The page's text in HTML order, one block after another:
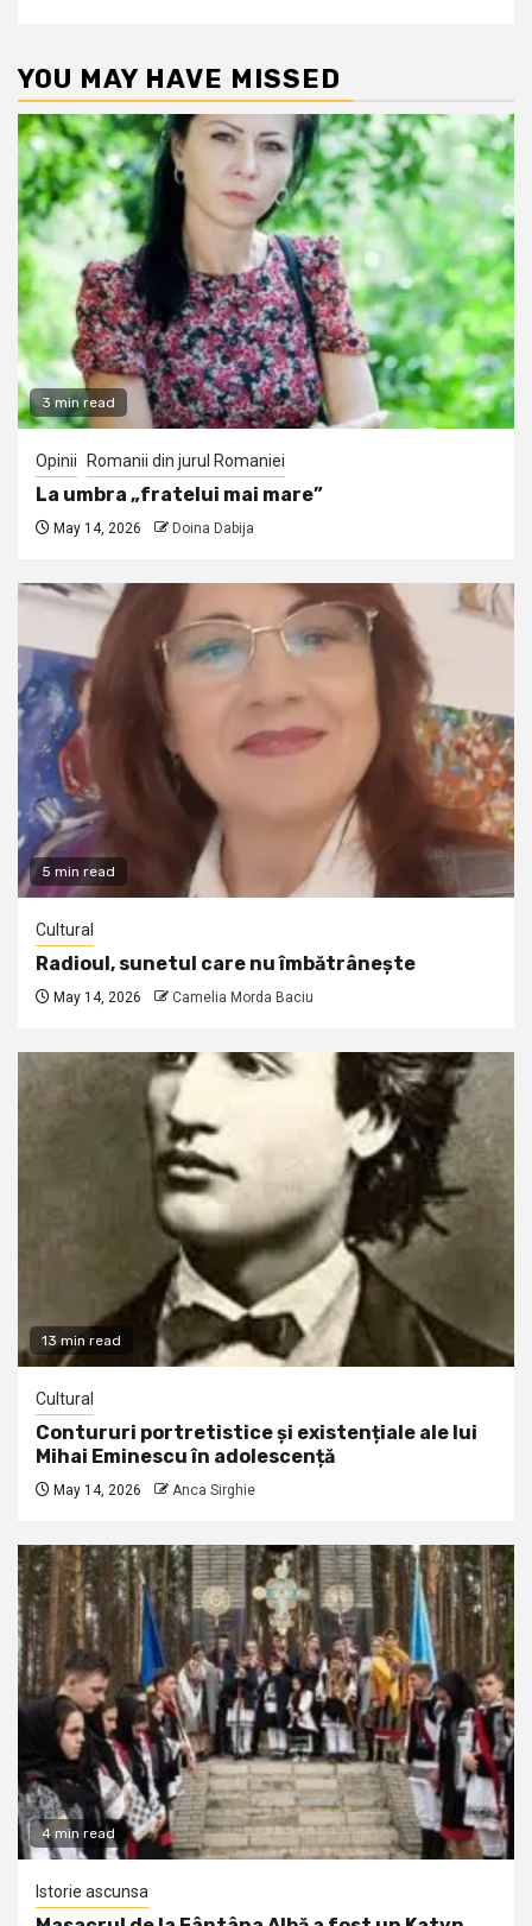
YOU MAY HAVE MISSED
3 min read
Opinii Romanii din jurul Romaniei
La umbra „fratelui mai mare”
May 14, 2026 Doina Dabija
5 min read
Cultural
Radioul, sunetul care nu îmbătrânește
May 14, 2026 Camelia Morda Baciu
13 min read
Cultural
Contururi portretistice și existențiale ale lui
Mihai Eminescu în adolescență
May 14, 2026 Anca Sirghie
4 min read
Istorie ascunsa